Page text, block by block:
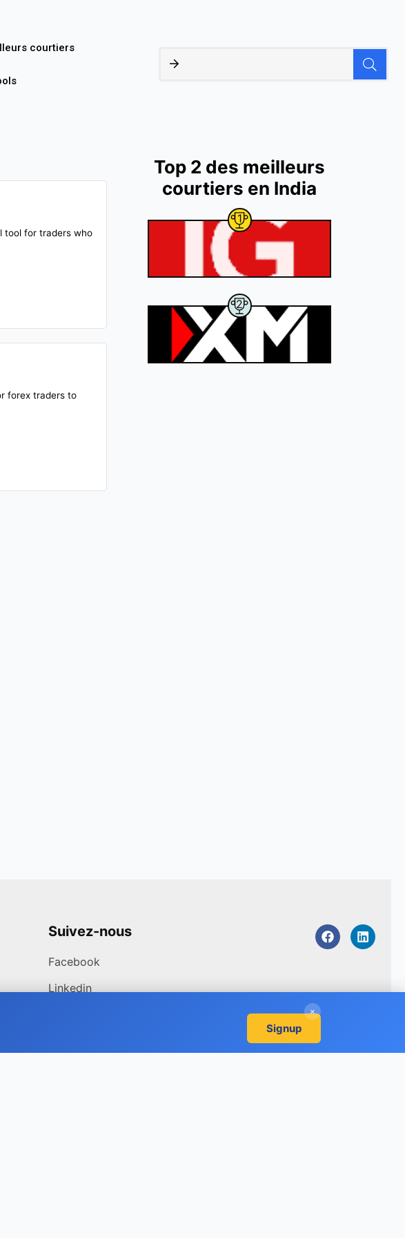
courtiers
tool for traders who
forex traders to
Top 2 des meilleurs
courtiers en India
1
2
Suivez-nous
Facebook
Linkedin
Signup
×